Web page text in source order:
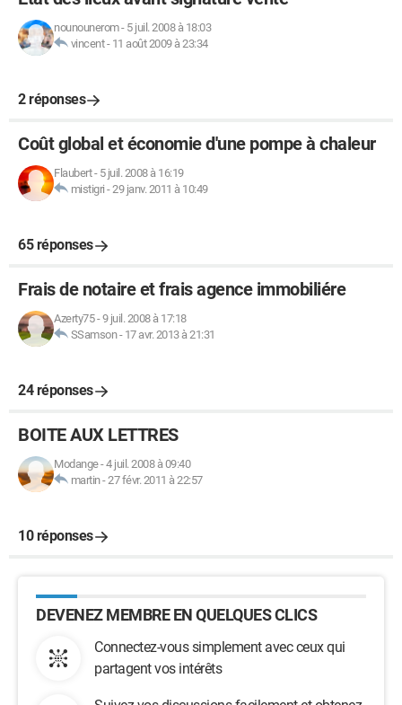
nounounerom- 5 juil. 2008 à 18:03
vincent- 11 août 2009 à 23:34
2 réponses
Coût global et économie d'une pompe à chaleur
Flaubert- 5 juil. 2008 à 16:19
mistigri -29 janv. 2011 à 10:49
65 réponses
Frais de notaire et frais agence immobiliére
Azerty75-9 juil. 2008 à 17:18
SSamson- 17 avr. 2013 à 21:31
24 réponses
BOITE AUX LETTRES
Modange-4 juil. 2008 à 09:40
martin-27 févr. 2011 à 22:57
10 réponses
DEVENEZ MEMBRE EN QUELQUES CLICS
Connectez-vous simplement avec ceux qui
partagent vos intérêts